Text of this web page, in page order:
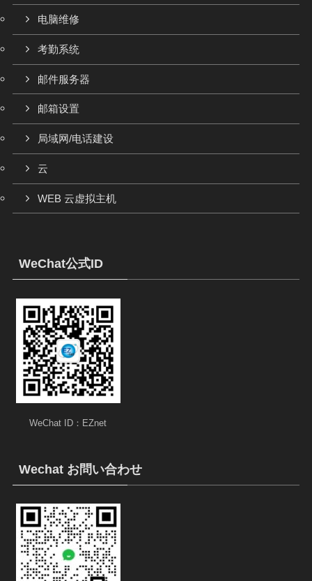
电脑维修
考勤系统
邮件服务器
邮箱设置
局域网/电话建设
云
WEB 云虚拟主机
WeChat公式ID
WeChat ID：EZnet
Wechat お問い合わせ